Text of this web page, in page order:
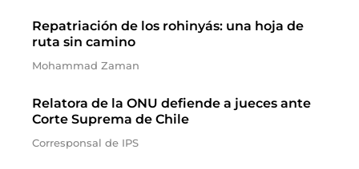
Repatriación de los rohinyás: una hoja de
ruta sin camino
Mohammad Zaman
Relatora de la ONU defiende a jueces ante
Corte Suprema de Chile
Corresponsal de IPS